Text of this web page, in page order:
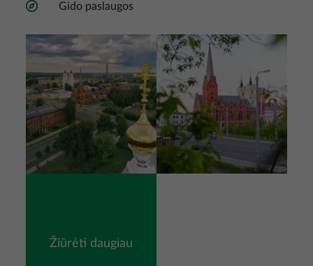
Gido paslaugos
Nuotrauka Nuotrauka
Žiūrėti daugiau